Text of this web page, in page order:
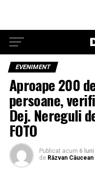
EVENIMENT
Aproape 200
persoane,
Dej. Nereguli
FOTO
Publicat acum 6 luni
de Răzvan Căucean